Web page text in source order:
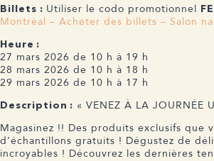
Billets : Utiliser le codo promotionnel
Montréal – Acheter des billets – Salon
Heure :
27 mars 2026 de 10 h à 19 h
28 mars 2026 de 10 h à 18 h
29 mars 2026 de 10 h à 17 h
Description : « VENEZ À LA JOURNÉE
Magasinez !! Des produits exclusifs
d’échantillons gratuits ! Dégustez de
incroyables ! Découvrez les dernières